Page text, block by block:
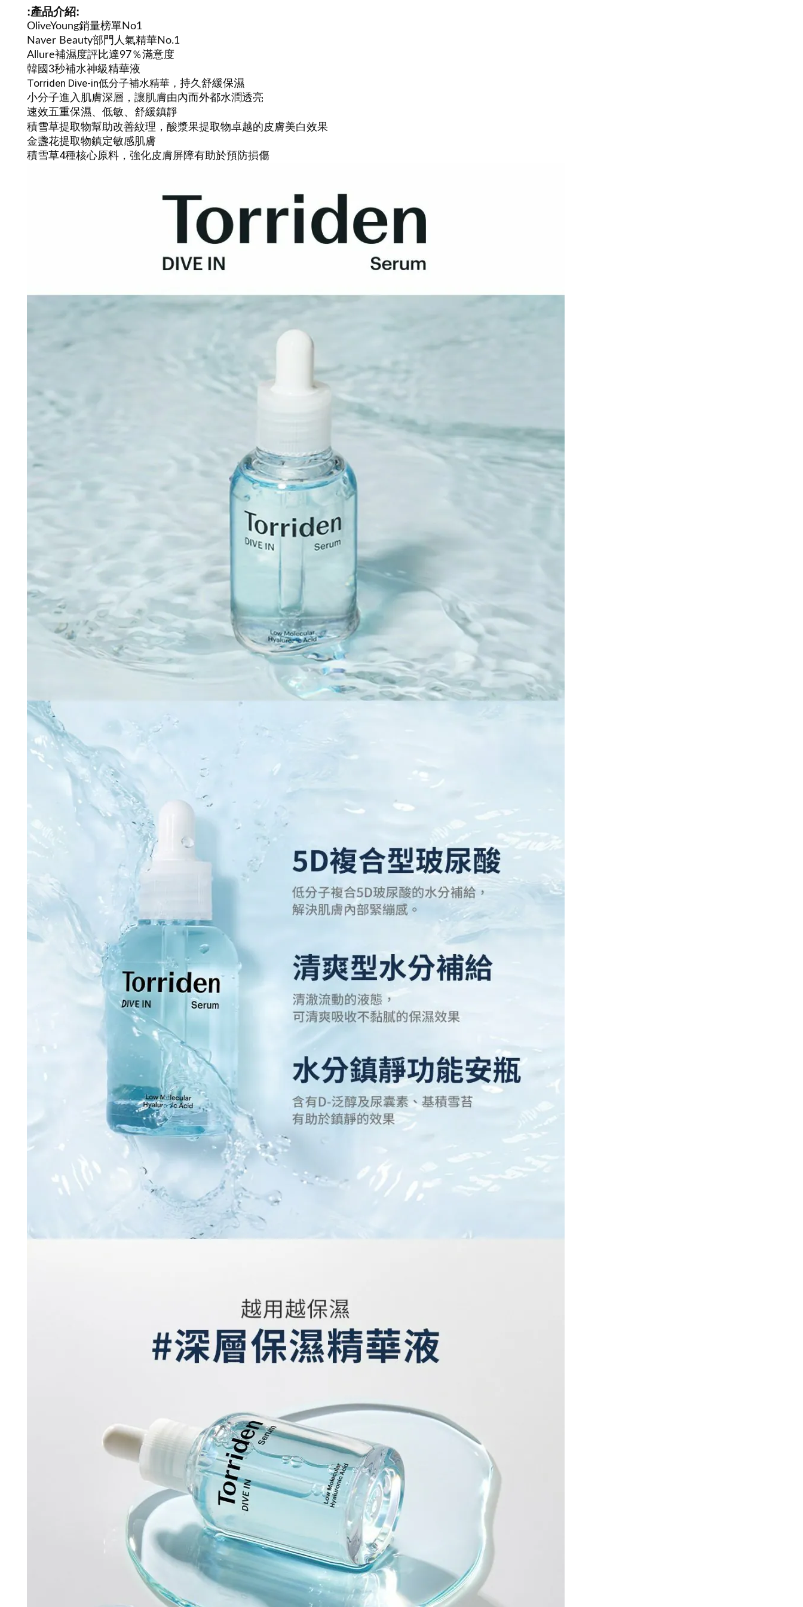
:產品介紹:
OliveYoung銷量榜單No1
Naver Beauty部門人氣精華No.1
Allure補濕度評比達97％滿意度
韓國3秒補水神級精華液
Torriden Dive-in低分子補水精華 ， 持久舒緩保濕
小分子進入肌膚深層，讓肌膚由內而外都水潤透亮
速效五重保濕、低敏、舒緩鎮靜
積雪草提取物幫助改善紋理，酸漿果提取物卓越的皮膚美白效果
金盞花提取物鎮定敏感肌膚
積雪草4種核心原料，強化皮膚屏障有助於預防損傷